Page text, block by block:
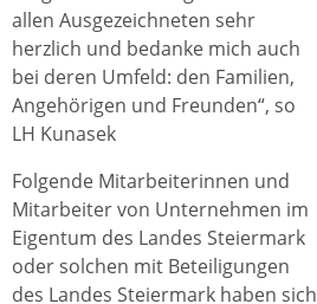
allen Ausgezeichneten sehr
herzlich und bedanke mich auch
bei deren Umfeld: den Familien,
Angehörigen und Freunden“, so
LH Kunasek
Folgende Mitarbeiterinnen und
Mitarbeiter von Unternehmen im
Eigentum des Landes Steiermark
oder solchen mit Beteiligungen
des Landes Steiermark haben sich